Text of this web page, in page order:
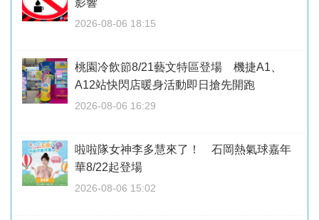
2026-08-06 18:15
桃園冷飲節8/21藝文特區登場 機捷A1、
A12站快閃店暖身活動即日搶先開跑
2026-08-06 16:29
啦啦隊女神李多慧來了！ 石岡熱氣球嘉年
華8/22起登場
2026-08-06 15:02